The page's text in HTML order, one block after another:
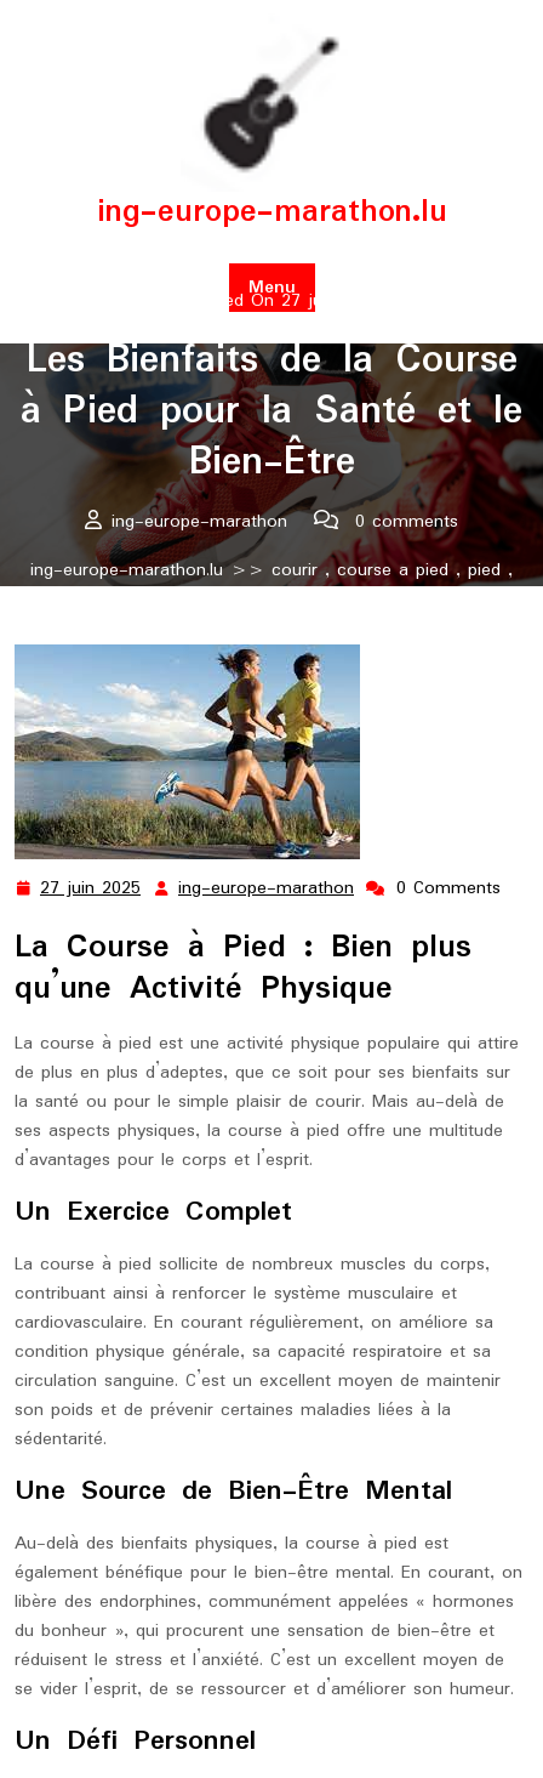
ing-europe-marathon.lu
Menu
Posted On 27 juin 2025
Les Bienfaits de la Course
à Pied pour la Santé et le
Bien-Être
ing-europe-marathon
0 comments
ing-europe-marathon.lu>> courir,course a pied, pied ,
27 juin 2025 27
2025
ing-europe-marathon ing-
marathon
0 Comments
La Course à Pied : Bien plus
qu’une Activité Physique
La course à pied est une activité physique populaire qui attire
de plus en plus d’adeptes, que ce soit pour ses bienfaits sur
la santé ou pour le simple plaisir de courir. Mais au-delà de
ses aspects physiques, la course à pied offre une multitude
d’avantages pour le corps et l’esprit.
Un Exercice Complet
La course à pied sollicite de nombreux muscles du corps,
contribuant ainsi à renforcer le système musculaire et
cardiovasculaire. En courant régulièrement, on améliore sa
condition physique générale, sa capacité respiratoire et sa
circulation sanguine. C’est un excellent moyen de maintenir
son poids et de prévenir certaines maladies liées à la
sédentarité.
Une Source de Bien-Être Mental
Au-delà des bienfaits physiques, la course à pied est
également bénéfique pour le bien-être mental. En courant, on
libère des endorphines, communément appelées « hormones
du bonheur », qui procurent une sensation de bien-être et
réduisent le stress et l’anxiété. C’est un excellent moyen de
se vider l’esprit, de se ressourcer et d’améliorer son humeur.
Un Défi Personnel